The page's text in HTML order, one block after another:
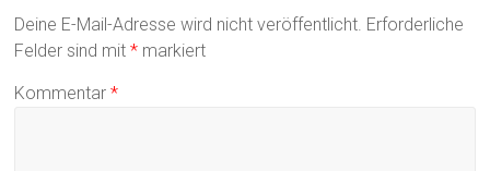
Deine E-Mail-Adresse wird nicht veröffentlicht. Erforderliche
Felder sind mit* markiert
Kommentar*